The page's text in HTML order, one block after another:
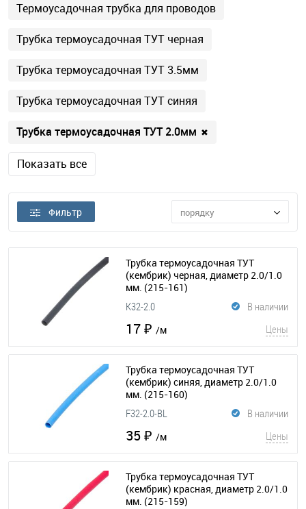
Термоусадочная трубка для проводов
Трубка термоусадочная ТУТ черная
Трубка термоусадочная ТУТ 3.5мм
Трубка термоусадочная ТУТ синяя
Трубка термоусадочная ТУТ 2.0мм ✖
Показать все
Фильтр порядку
Трубка термоусадочная ТУТ
(кембрик) черная, диаметр 2.0/1.0
мм. (215-161)
В наличии
K32-2.0
17 ₽ /м Цены
Трубка термоусадочная ТУТ
(кембрик) синяя, диаметр 2.0/1.0
мм. (215-160)
В наличии
F32-2.0-BL
35 ₽ /м Цены
Трубка термоусадочная ТУТ
(кембрик) красная, диаметр 2.0/1.0
мм. (215-159)